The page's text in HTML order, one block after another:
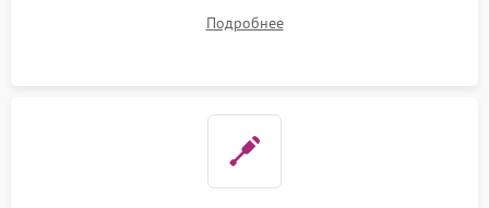
Подробнее